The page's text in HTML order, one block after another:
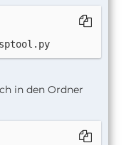
in den Ordner